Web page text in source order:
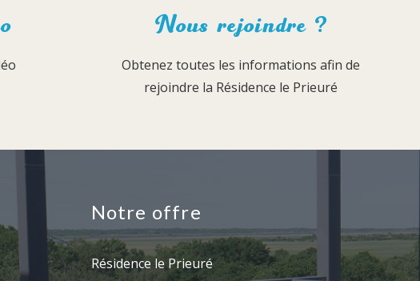
Nous rejoindre ?
Obtenez toutes les informations afin de
rejoindre la Résidence le Prieuré
Notre offre
Résidence le Prieuré